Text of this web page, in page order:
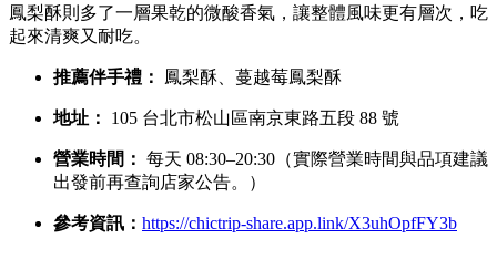
鳳梨酥則多了一層果乾的微酸香氣，讓整體風味更有層次，吃
起來清爽又耐吃。
推薦伴手禮： 鳳梨酥、蔓越莓鳳梨酥
地址： 105 台北市松山區南京東路五段 88 號
營業時間： 每天 08:30–20:30（實際營業時間與品項建議
出發前再查詢店家公告。）
參考資訊： https://chictrip-share.app.link/X3uhOpfFY3b